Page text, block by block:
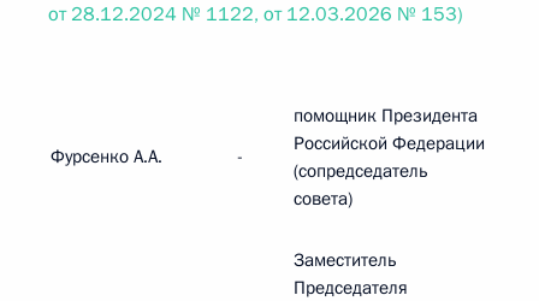
от 28.12.2024 № 1122, от 12.03.2026 № 153)
Фурсенко А.А. -
помощник Президента
Российской Федерации
(сопредседатель
совета)
Заместитель
Председателя